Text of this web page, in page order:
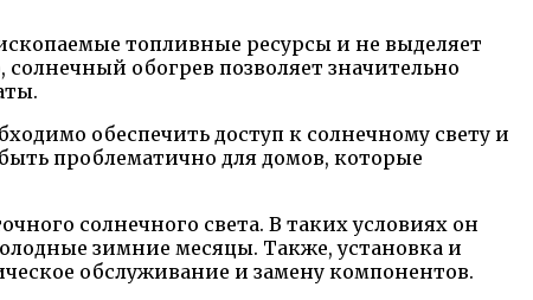
топливные ресурсы и не выделяет
обогрев позволяет значительно
обеспечить доступ к солнечному свету и
проблематично для домов, которые
солнечного света. В таких условиях он
зимние месяцы. Также, установка и
обслуживание и замену компонентов.